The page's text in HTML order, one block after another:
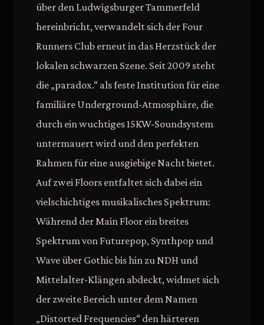
über den Ludwigsburger Tammerfeld
hereinbricht, verwandelt sich der Four
Runners Club erneut in das Herzstück der
lokalen schwarzen Szene. Seit 2009 steht
die „paradox.“ als feste Institution für eine
familiäre Underground-Atmosphäre, die
durch ein wuchtiges 15KW-Soundsystem
untermauert wird und den perfekten
Rahmen für eine ausgiebige Nacht bietet.
Auf zwei Floors entfaltet sich dabei ein
vielschichtiges musikalisches Spektrum:
Während der Main Floor ein breites
Spektrum von Futurepop, Synthpop und
Wave über Gothic bis hin zu NDH und
Mittelalter-Klängen abdeckt, widmet sich
der zweite Bereich unter dem Namen
„Distorted Frequencies“ den härteren